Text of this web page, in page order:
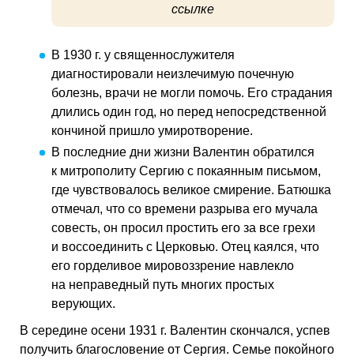
ссылке
В 1930 г. у священнослужителя
диагностировали неизлечимую почечную
болезнь, врачи не могли помочь. Его страдания
длились один год, но перед непосредственной
кончиной пришло умиротворение.
В последние дни жизни Валентин обратился
к митрополиту Сергию с покаянным письмом,
где чувствовалось великое смирение. Батюшка
отмечал, что со времени разрыва его мучала
совесть, он просил простить его за все грехи
и воссоединить с Церковью. Отец каялся, что
его горделивое мировоззрение навлекло
на неправедный путь многих простых
верующих.
В середине осени 1931 г. Валентин скончался, успев
получить благословение от Сергия. Семье покойного